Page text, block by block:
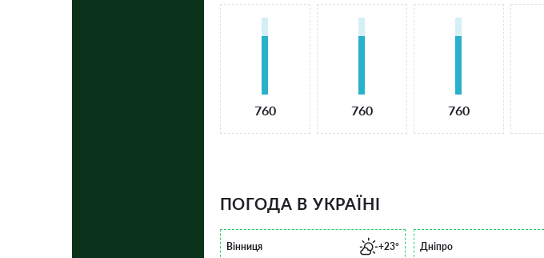
760 760 760
ПОГОДА В УКРАЇНІ
Вінниця +23° Дніпро